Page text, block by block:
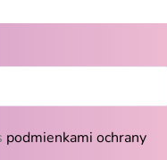
podmienkami ochrany